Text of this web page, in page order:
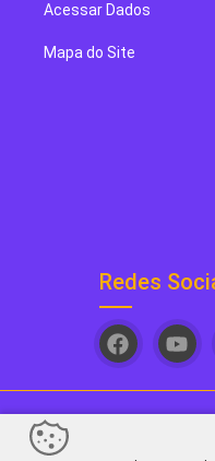
Acessar Dados
Mapa do Site
Redes